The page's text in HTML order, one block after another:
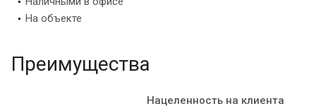
На объекте
Преимущества
Нацеленность на клиента